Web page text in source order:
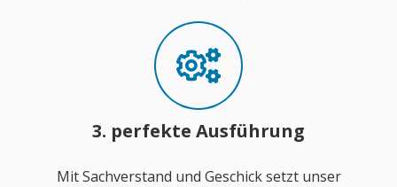
3. perfekte Ausführung
Mit Sachverstand und Geschick setzt unser